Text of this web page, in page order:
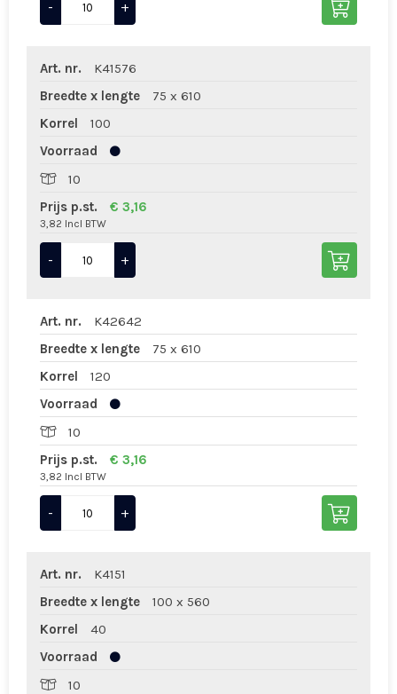
- +
Art. nr.
K41576
Breedte x lengte
75 x 610
Korrel
100
Voorraad
10
Prijs p.st.
€ 3,16
3,82 Incl BTW
- +
Art. nr.
K42642
Breedte x lengte
75 x 610
Korrel
120
Voorraad
10
Prijs p.st.
€ 3,16
3,82 Incl BTW
- +
Art. nr.
K4151
Breedte x lengte
100 x 560
Korrel
40
Voorraad
10